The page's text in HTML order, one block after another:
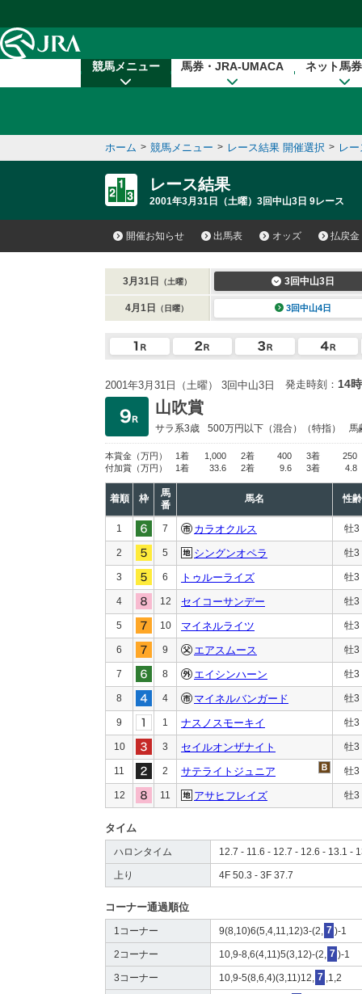
競馬メニュー 馬券・JRA-UMACA ネット馬
ホーム > 競馬メニュー > レース結果 開催選択 > レ
レース結果
2001年3月31日（土曜）3回中山3日 9レース
開催お知らせ 出馬表 オッズ 払戻金
3月31日 （土曜） 3回中山3日
4月1日 （日曜） 3回中山4日
2001年3月31日（土曜） 3回中山3日 発走時刻： 14
山吹賞
サラ系3歳 500万円以下 （混合）（特指） 馬
本賞金 （万円） 1着 1,000 2着 400 3着
250
付加賞 （万円） 1着 33.6 2着 9.6 3着 4.8
着順 枠
馬
番
馬名 性齢
1 7 カラオクルス 牡3
2 5 シングンオペラ 牡3
3 6 トゥルーライズ 牡3
4 12 セイコーサンデー 牡3
5 10 マイネルライツ 牡3
6 9 エアスムース 牡3
7 8 エイシンハーン 牡3
8 4 マイネルバンガード 牡3
9 1 ナスノスモーキイ 牡3
10 3 セイルオンザナイト 牡3
11 2 サテライトジュニア 牡3
12 11 アサヒフレイズ 牡3
タイム
ハロンタイム 12.7 - 11.6 - 12.7 - 12.6 - 13.1 -
上り 4F 50.3 - 3F 37.7
コーナー通過順位
1コーナー 9(8,10)6(5,4,11,12)3-(2, 7 )-1
2コーナー 10,9-8,6(4,11)5(3,12)-(2, 7 )-1
3コーナー 10,9-5(8,6,4)(3,11)12, 7 ,1,2